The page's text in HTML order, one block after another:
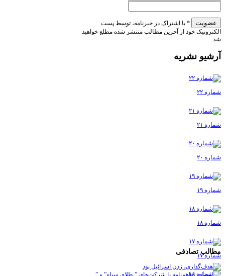
* با اشتراک در خبرنامه، توسط پست
الکترونیک خود از آخرین مطالب منتشر شده مطلع خواهید
شد.
آرشیو نشریه
شماره ۲۲
شماره ۲۱
شماره ۲۰
شماره ۱۹
شماره ۱۸
شماره ۱۷
مطالب تصادفی